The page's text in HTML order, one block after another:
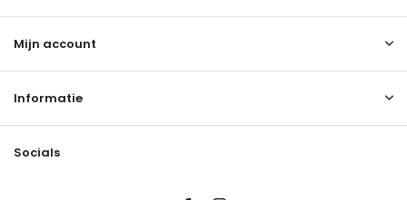
Mijn account
Informatie
Socials